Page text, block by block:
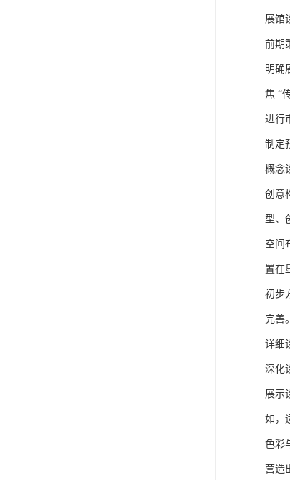
展馆
前期
明确
焦 “
进行
制定
概念
创意
型、
空间
置在
初步
完善。
详细
深化
展示
如，
色彩
营造